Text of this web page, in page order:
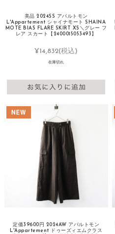
美品 2024SS アパルトモン
L'Appartement シャイナモート SHAINA
MOTE BIAS FLARE SKIRT XS＼グレー フ
レア スカート【2400015053493】
¥14,832(税込)
在庫切れ
定価39600円 2024AW アパルトモン
L'Appartement ドゥーズィエムクラス